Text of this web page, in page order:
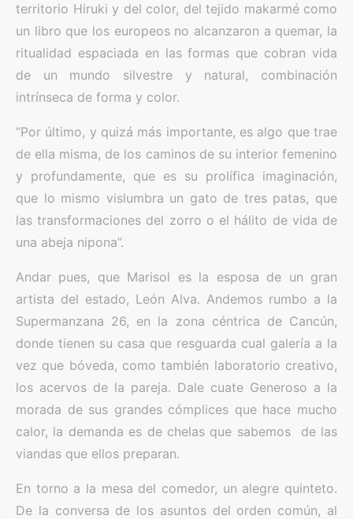
territorio Hiruki y del color, del tejido makarmé como
un libro que los europeos no alcanzaron a quemar, la
ritualidad espaciada en las formas que cobran vida
de un mundo silvestre y natural, combinación
intrínseca de forma y color.
“Por último, y quizá más importante, es algo que trae
de ella misma, de los caminos de su interior femenino
y profundamente, que es su prolífica imaginación,
que lo mismo vislumbra un gato de tres patas, que
las transformaciones del zorro o el hálito de vida de
una abeja nipona”.
Andar pues, que Marisol es la esposa de un gran
artista del estado, León Alva. Andemos rumbo a la
Supermanzana 26, en la zona céntrica de Cancún,
donde tienen su casa que resguarda cual galería a la
vez que bóveda, como también laboratorio creativo,
los acervos de la pareja. Dale cuate Generoso a la
morada de sus grandes cómplices que hace mucho
calor, la demanda es de chelas que sabemos de las
viandas que ellos preparan.
En torno a la mesa del comedor, un alegre quinteto.
De la conversa de los asuntos del orden común, al